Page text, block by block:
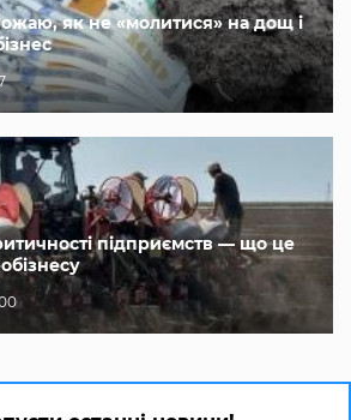
як не «молитися» на дощ і
підприємств — що це